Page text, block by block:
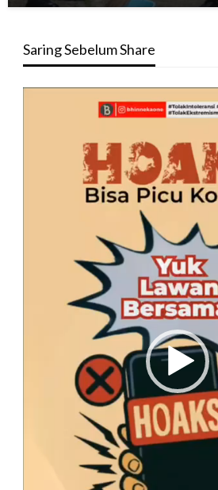
Saring Sebelum Share